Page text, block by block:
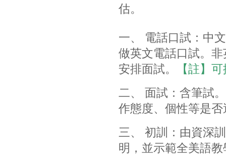
估。
一、 電話口試： 中
做英文電話口試。
安排面試。
【註】
二、 面試： 含筆試
作態度、個性等是
三、 初訓： 由資深
明，並示範全美語